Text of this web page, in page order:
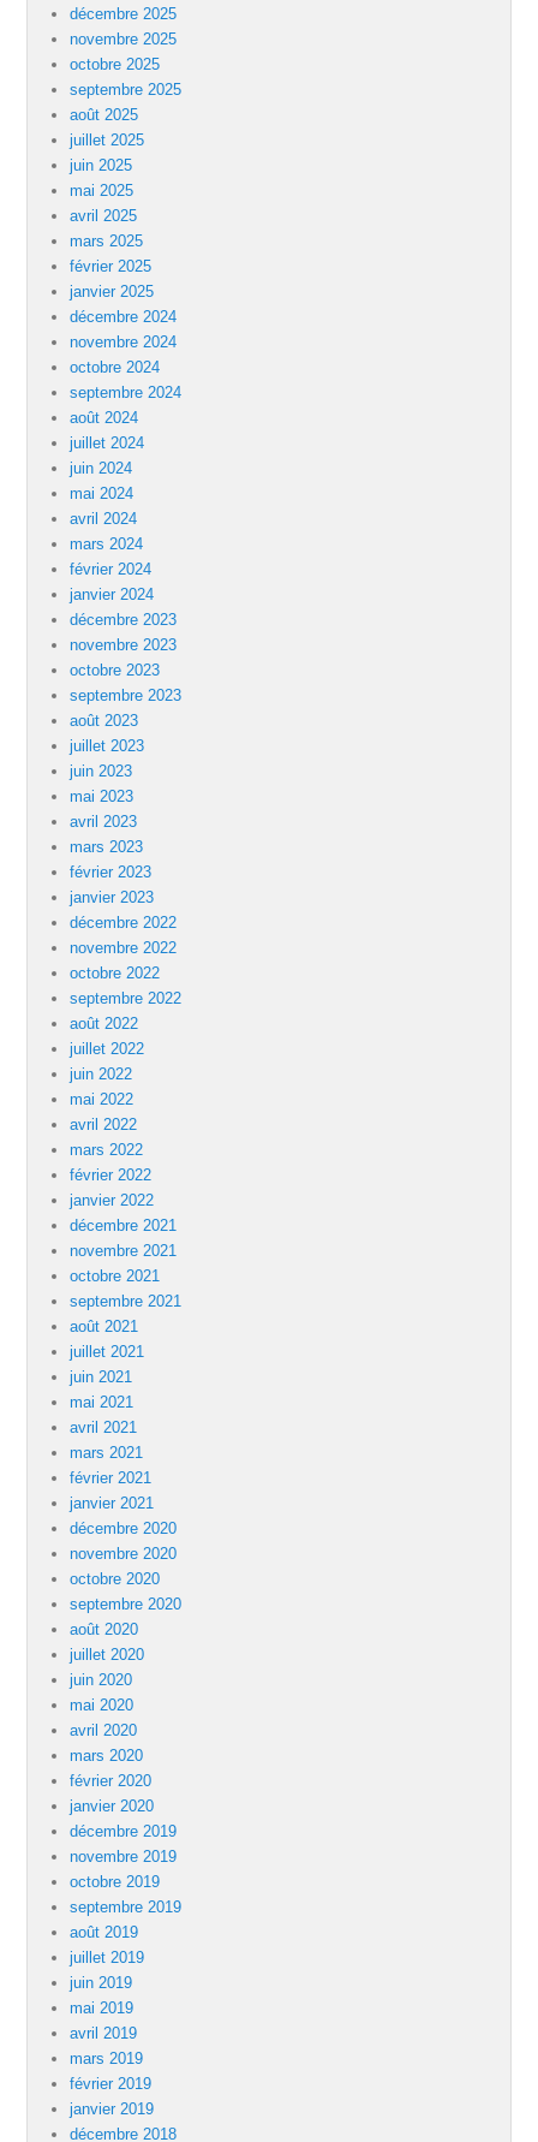
décembre 2025
novembre 2025
octobre 2025
septembre 2025
août 2025
juillet 2025
juin 2025
mai 2025
avril 2025
mars 2025
février 2025
janvier 2025
décembre 2024
novembre 2024
octobre 2024
septembre 2024
août 2024
juillet 2024
juin 2024
mai 2024
avril 2024
mars 2024
février 2024
janvier 2024
décembre 2023
novembre 2023
octobre 2023
septembre 2023
août 2023
juillet 2023
juin 2023
mai 2023
avril 2023
mars 2023
février 2023
janvier 2023
décembre 2022
novembre 2022
octobre 2022
septembre 2022
août 2022
juillet 2022
juin 2022
mai 2022
avril 2022
mars 2022
février 2022
janvier 2022
décembre 2021
novembre 2021
octobre 2021
septembre 2021
août 2021
juillet 2021
juin 2021
mai 2021
avril 2021
mars 2021
février 2021
janvier 2021
décembre 2020
novembre 2020
octobre 2020
septembre 2020
août 2020
juillet 2020
juin 2020
mai 2020
avril 2020
mars 2020
février 2020
janvier 2020
décembre 2019
novembre 2019
octobre 2019
septembre 2019
août 2019
juillet 2019
juin 2019
mai 2019
avril 2019
mars 2019
février 2019
janvier 2019
décembre 2018